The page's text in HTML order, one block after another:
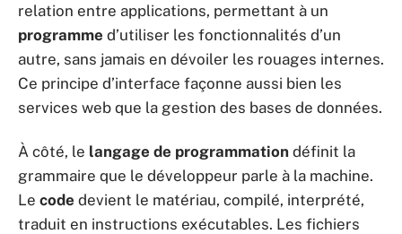
relation entre applications, permettant à un
programme d’utiliser les fonctionnalités d’un
autre, sans jamais en dévoiler les rouages internes.
Ce principe d’interface façonne aussi bien les
services web que la gestion des bases de données.
À côté, le langage de programmation définit la
grammaire que le développeur parle à la machine.
Le code devient le matériau, compilé, interprété,
traduit en instructions exécutables. Les fichiers